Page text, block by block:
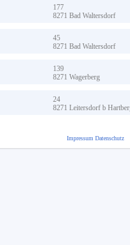
177
8271 Bad Waltersdorf
45
8271 Bad Waltersdorf
139
8271 Wagerberg
24
8271 Leitersdorf b
Impressum Datenschutz